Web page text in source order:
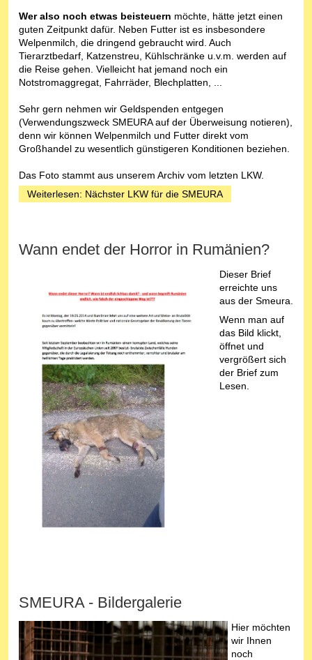
Wer also noch etwas beisteuern möchte, hätte jetzt einen
guten Zeitpunkt dafür. Neben Futter ist es insbesondere
Welpenmilch, die dringend gebraucht wird. Auch
Tierarztbedarf, Katzenstreu, Kühlschränke u.v.m. werden auf
die Reise gehen. Vielleicht hat jemand noch ein
Notstromaggregat, Fahrräder, Blechplatten, ...
Sehr gern nehmen wir Geldspenden entgegen
(Verwendungszweck SMEURA auf der Überweisung notieren),
denn wir können Welpenmilch und Futter direkt vom
Großhandel zu wesentlich günstigeren Konditionen beziehen.
Das Foto stammt aus unserem Archiv vom letzten LKW.
Weiterlesen: Nächster LKW für die SMEURA
Wann endet der Horror in Rumänien?
Dieser Brief
erreichte uns
aus der Smeura.
Wenn man auf
das Bild klickt,
öffnet und
vergrößert sich
der Brief zum
Lesen.
SMEURA - Bildergalerie
Hier möchten
wir Ihnen
noch